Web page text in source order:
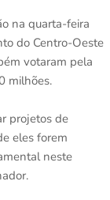
na quarta-feira
do Centro-Oeste
votaram pela
milhões.
projetos de
eles forem
neste